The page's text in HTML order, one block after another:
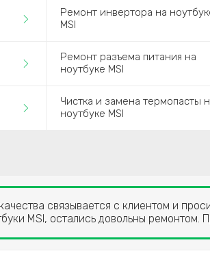
Ремонт инвертора на
MSI
Ремонт разъема питания на
ноутбуке MSI
Чистка и замена термопасты
ноутбуке MSI
связывается с клиентом и
MSI, остались довольны ремонтом.